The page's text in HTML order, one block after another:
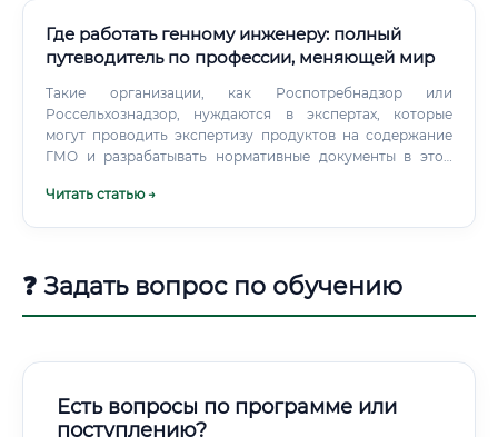
Где работать генному инженеру: полный
путеводитель по профессии, меняющей мир
Такие организации, как Роспотребнадзор или
Россельхознадзор, нуждаются в экспертах, которые
могут проводить экспертизу продуктов на содержание
ГМО и разрабатывать нормативные документы в этой
проекта Карьерная лестница в генной инженерии
Читать статью →
❓ Задать вопрос по обучению
Есть вопросы по программе или
поступлению?